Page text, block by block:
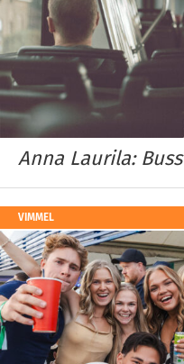
Anna Laurila:
VIMMEL